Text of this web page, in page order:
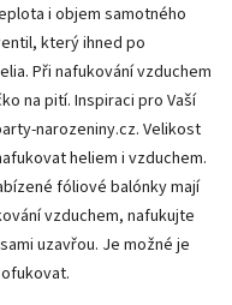
i objem samotného
který ihned po
Při nafukování vzduchem
na pití. Inspiraci pro Vaší
narozeniny.cz. Velikost
heliem i vzduchem.
fóliové balónky mají
vzduchem, nafukujte
uzavřou. Je možné je